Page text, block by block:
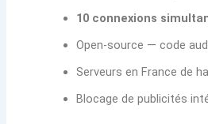
10 connexions
Open-source — code
Serveurs en France de
Blocage de publicités